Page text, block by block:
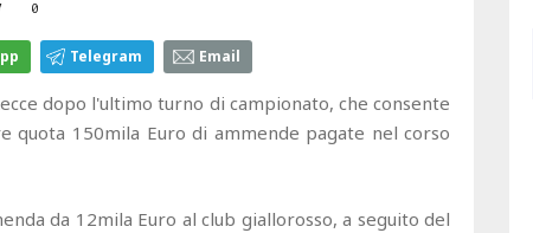
0
Telegram Email
dopo l'ultimo turno di campionato, che consente
quota 150mila Euro di ammende pagate nel corso
da 12mila Euro al club giallorosso, a seguito del